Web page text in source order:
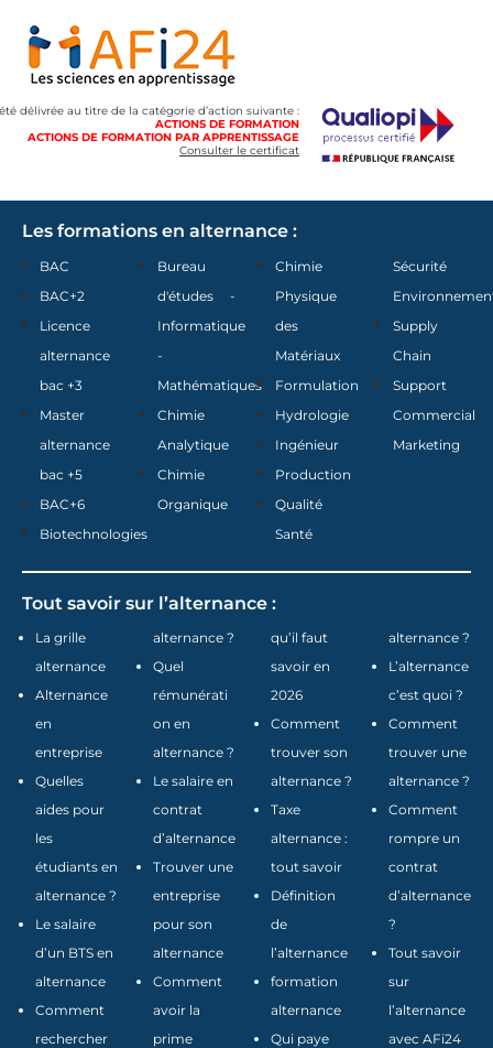
délivrée au titre de la catégorie d’action suivante :
ACTIONS DE FORMATION
ACTIONS DE FORMATION PAR APPRENTISSAGE
Consulter le certificat
Les formations en alternance :
BAC
BAC+2
Licence
alternance
bac +3
Master
alternance
bac +5
BAC+6
Biotechnologies
Bureau
d'études -
Informatique
-
Mathématiques
Chimie
Analytique
Chimie
Organique
Chimie
Physique
des
Matériaux
Formulation
Hydrologie
Ingénieur
Production
Qualité
Santé
Sécurité
Supply
Chain
Support
Commercial
Marketing
Tout savoir sur l’alternance :
La grille
alternance
Alternance
en
entreprise
Quelles
aides pour
les
étudiants en
alternance ?
Le salaire
d’un BTS en
alternance
Comment
rechercher
alternance ?
Quel
rémunérati
on en
alternance ?
Le salaire en
contrat
d’alternance
Trouver une
entreprise
pour son
alternance
Comment
avoir la
prime
qu’il faut
savoir en
2026
Comment
trouver son
alternance ?
Taxe
alternance :
tout savoir
Définition
de
l’alternance
formation
alternance
Qui paye
alternance ?
L’alternance
c’est quoi ?
Comment
trouver une
alternance ?
Comment
rompre un
contrat
d’alternance
?
Tout savoir
sur
l’alternance
avec AFi24